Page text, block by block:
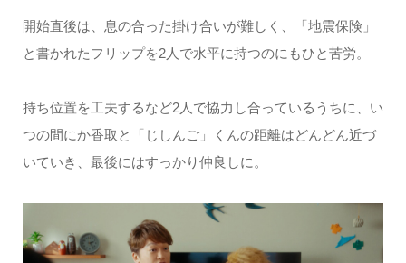
開始直後は、息の合った掛け合いが難しく、「地震保険」
と書かれたフリップを2人で水平に持つのにもひと苦労。
持ち位置を工夫するなど2人で協力し合っているうちに、い
つの間にか香取と「じしんご」くんの距離はどんどん近づ
いていき、最後にはすっかり仲良しに。